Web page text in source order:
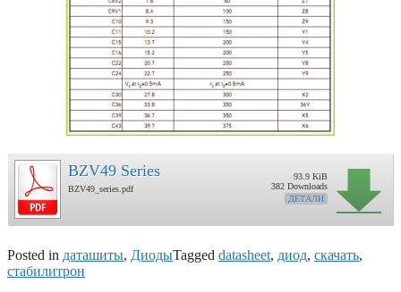
BZV49 Series
BZV49_series.pdf
93.9 KiB
382 Downloads
ДЕТАЛИ
Posted in даташиты, ДиодыTagged datasheet, диод, скачать,
стабилитрон